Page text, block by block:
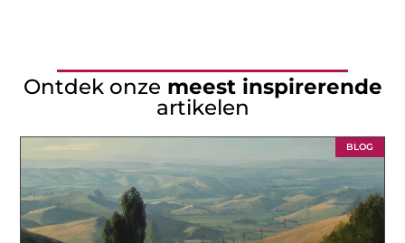
Ontdek onze meest inspirerende
artikelen
BLOG